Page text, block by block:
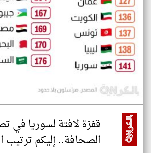
قفزة لافتة لسوريا في
الصحافة.. إليكم ترتيب